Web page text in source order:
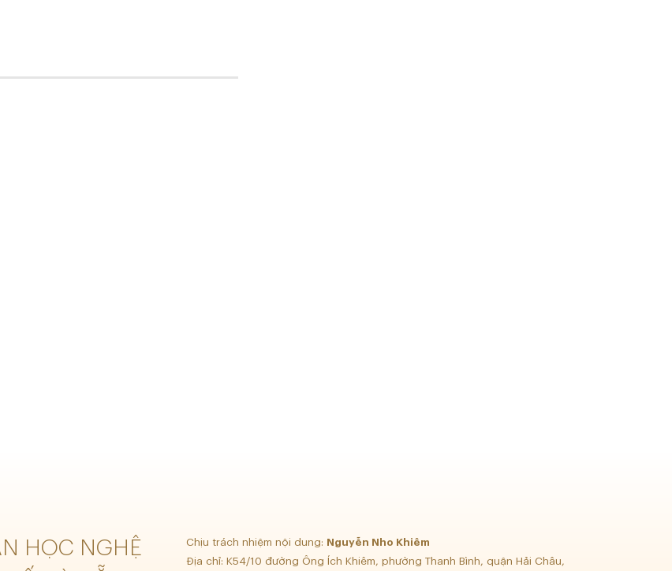
HỌC NGHỆ
Chịu trách nhiệm nội dung: Nguyễn Nho Khiêm
Địa chỉ: K54/10 đường Ông Ích Khiêm, phường Thanh Bình, quận Hải Châu,